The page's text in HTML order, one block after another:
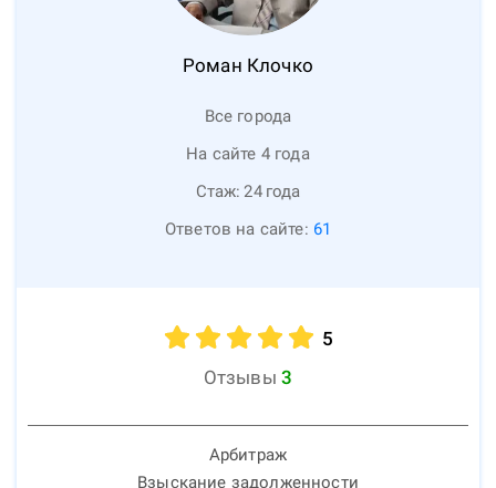
Роман Клочко
Все города
На сайте 4 года
Стаж: 24 года
Ответов на сайте: 61
5
Отзывы 3
Арбитраж
Взыскание задолженности